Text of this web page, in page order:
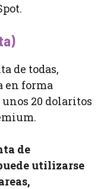
de todas,
en forma
20 dolaritos
de
utilizarse